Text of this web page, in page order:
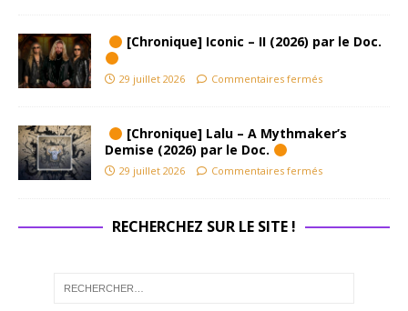
[Chronique] Iconic – II (2026) par le Doc.
29 juillet 2026 Commentaires fermés
[Chronique] Lalu – A Mythmaker’s
Demise (2026) par le Doc.
29 juillet 2026 Commentaires fermés
RECHERCHEZ SUR LE SITE !